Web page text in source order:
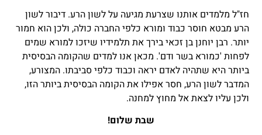
חז"ל מלמדים אותנו שצרעת מגיעה על לשון הרע. דיבור לשון
הרע מבטא חוסר כבוד ומורא כלפי החברה כולה, ולכן הוא חמור
יותר. רבן יוחנן בן זכאי בירך את תלמידיו שיזכו למורא שמים
לפחות 'כמורא בשר ודם'. מכאן אנו למדים שהקומה הבסיסית
ביותר היא שתהיה לאדם יראה וכבוד כלפי סביבתו. המצורע,
המדבר לשון הרע, חסר אפילו את הקומה הבסיסית ביותר הזו,
ולכן עליו לצאת אל מחוץ למחנה.
שבת שלום!